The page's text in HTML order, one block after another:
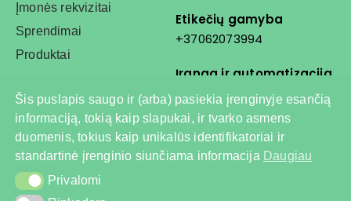
Šis puslapis saugo ir (arba) pasiekia įrenginyje esančią
informaciją, tokią kaip slapukai, ir tvarko asmens
duomenis, tokius kaip unikalūs identifikatoriai ir
standartinė įrenginio siunčiama informacija Daugiau
PrivalomiPrivalomi
Įmonės rekvizitai
Sprendimai
Produktai
Etikečių gamyba
+37062073994
Įranga ir automatizacija
+37068792778
© 2026 Visos teisės
saugomos
Privatumo politika